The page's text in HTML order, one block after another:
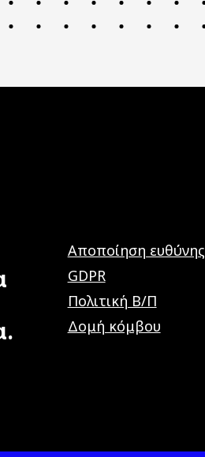
Αποποίηση ευθύνης
GDPR
Πολιτική Β/Π
Δομή κόμβου